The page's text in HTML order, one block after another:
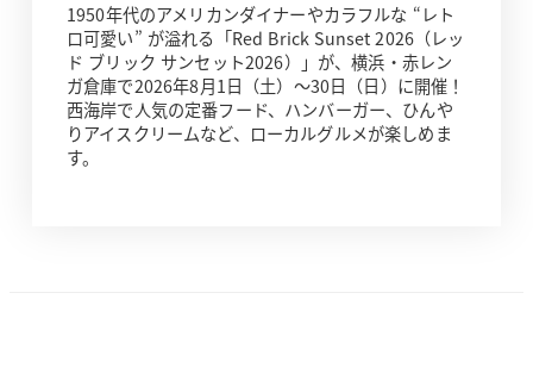
1950年代のアメリカンダイナーやカラフルな “レト
ロ可愛い” が溢れる「Red Brick Sunset 2026（レッ
ド ブリック サンセット2026）」が、横浜・赤レン
ガ倉庫で2026年8月1日（土）～30日（日）に開催！
西海岸で人気の定番フード、ハンバーガー、ひんや
りアイスクリームなど、ローカルグルメが楽しめま
す。